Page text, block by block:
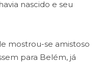
nascido e seu
mostrou-se amistoso
para Belém, já